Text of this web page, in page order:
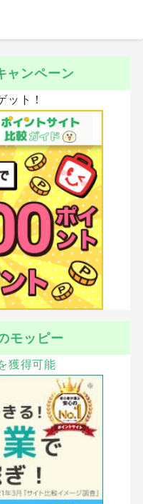
ャンペーン
ト！
モッピー
獲得可能